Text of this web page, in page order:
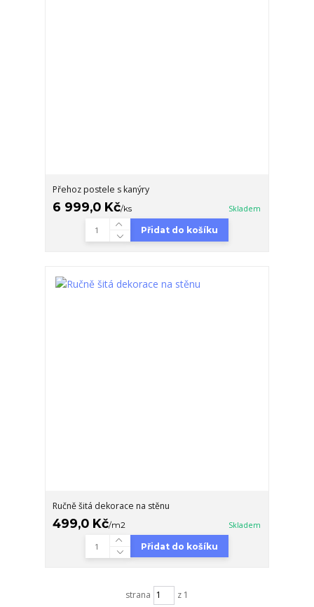
Přehoz postele s kanýry
6 999,0 Kč/ks Skladem
Přidat do košíku
Ručně šitá dekorace na stěnu
499,0 Kč/m2 Skladem
Přidat do košíku
strana z 1